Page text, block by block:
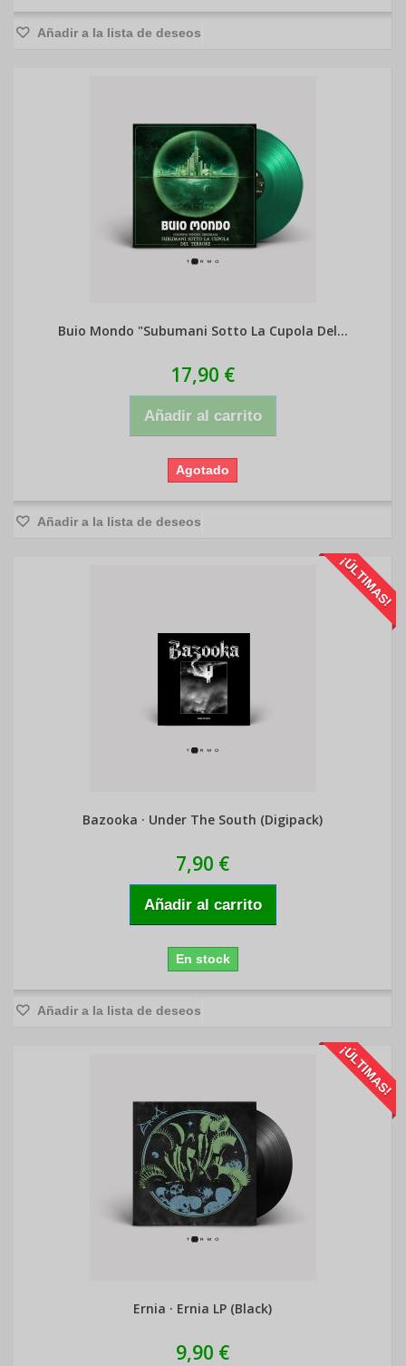
Añadir a la lista de deseos
Buio Mondo "Subumani Sotto La Cupola Del...
17,90 €
Añadir al carrito
Agotado
Añadir a la lista de deseos
¡ÚLTIMAS!
Bazooka · Under The South (Digipack)
7,90 €
Añadir al carrito
En stock
Añadir a la lista de deseos
¡ÚLTIMAS!
Ernia · Ernia LP (Black)
9,90 €